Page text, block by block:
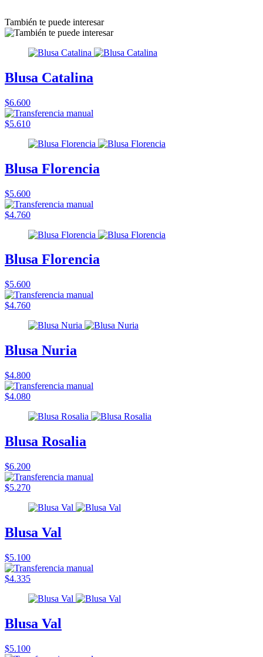
También te puede interesar
Blusa Catalina
$6.600
$5.610
Blusa Florencia
$5.600
$4.760
Blusa Florencia
$5.600
$4.760
Blusa Nuria
$4.800
$4.080
Blusa Rosalia
$6.200
$5.270
Blusa Val
$5.100
$4.335
Blusa Val
$5.100